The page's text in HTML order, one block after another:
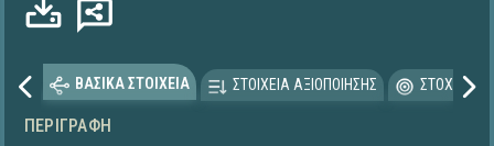
ΒΑΣΙΚΑ ΣΤΟΙΧΕΙΑ ΣΤΟΙΧΕΙΑ ΑΞΙΟΠΟΙΗΣΗΣ
ΠΕΡΙΓΡΑΦΉ